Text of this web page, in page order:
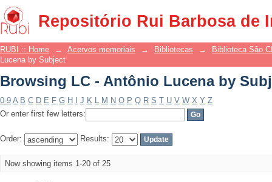
Repositório Rui Barbosa de
Browsing LC - Antônio Lucena by
RUBI :: Home → Acervos memoriais → Bibliotecas →
Biblioteca São
Lucena by Subject
Browsing LC - Antônio Lucena by
0-9 A B C D E F G H J K L M N O P Q R S T U V W X Y Z
Or enter first few letters:
Order: Results:
Now showing items 1-20 of 25